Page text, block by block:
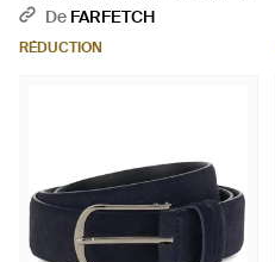
NoirDe FARFETCH
RÉDUCTION